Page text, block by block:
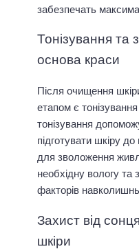
забезпечать
Тонізування та
основа краси
Після очищення
етапом є
тонізування
підготувати шкіру
для зволоження
необхідну вологу та
факторів
Захист від
шкіри